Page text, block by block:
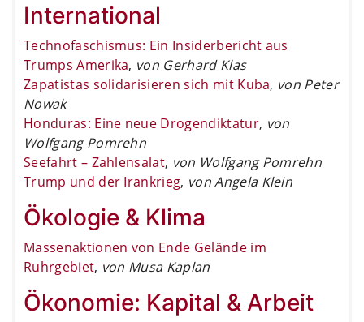
International
Technofaschismus: Ein Insiderbericht aus
Trumps Amerika, von Gerhard Klas
Zapatistas solidarisieren sich mit Kuba, von Peter
Nowak
Honduras: Eine neue Drogendiktatur, von
Wolfgang Pomrehn
Seefahrt – Zahlensalat, von Wolfgang Pomrehn
Trump und der Irankrieg, von Angela Klein
Ökologie & Klima
Massenaktionen von Ende Gelände im
Ruhrgebiet, von Musa Kaplan
Ökonomie: Kapital & Arbeit